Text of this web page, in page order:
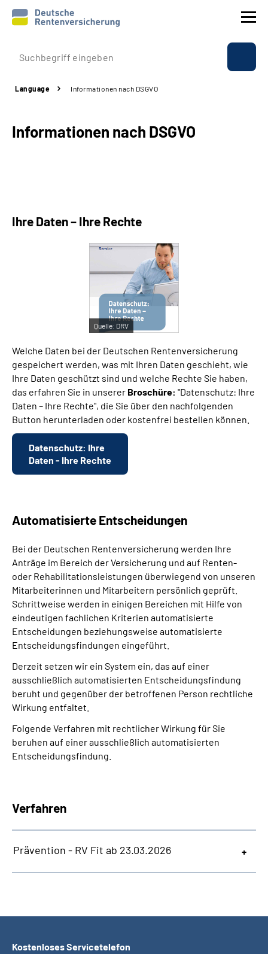
Inhalte in Gebärdensprache (DGS)
Mein Kundenportal
Language Informationen nach DSGVO
Informationen nach DSGVO
Ihre Daten – Ihre Rechte
Quelle: DRV
Welche Daten bei der Deutschen Rentenversicherung
gespeichert werden, was mit Ihren Daten geschieht, wie
Ihre Daten geschützt sind und welche Rechte Sie haben,
das erfahren Sie in unserer Broschüre: "Datenschutz: Ihre
Daten – Ihre Rechte", die Sie über den nachfolgenden
Button herunterladen oder kostenfrei bestellen können.
Datenschutz: Ihre
Daten - Ihre Rechte
Automatisierte Entscheidungen
Bei der Deutschen Rentenversicherung werden Ihre
Anträge im Bereich der Versicherung und auf Renten-
oder Rehabilitationsleistungen überwiegend von unseren
Mitarbeiterinnen und Mitarbeitern persönlich geprüft.
Schrittweise werden in einigen Bereichen mit Hilfe von
eindeutigen fachlichen Kriterien automatisierte
Entscheidungen beziehungsweise automatisierte
Entscheidungsfindungen eingeführt.
Derzeit setzen wir ein System ein, das auf einer
ausschließlich automatisierten Entscheidungs­findung
beruht und gegenüber der betroffenen Person rechtliche
Wirkung entfaltet.
Folgende Verfahren mit rechtlicher Wirkung für Sie
beruhen auf einer ausschließlich automatisierten
Entscheidungs­findung.
Verfahren
Prävention - RV Fit ab 23.03.2026
Kostenloses Servicetelefon